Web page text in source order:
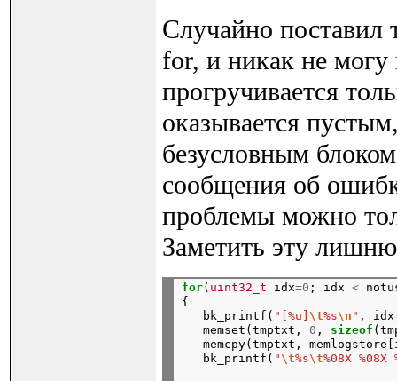
Случайно поставил
for, и никак не могу
прогручивается
оказывается
безусловным
сообщения об
проблемы можно
Заметить эту
for( uint32_t idx=0 ; idx <
{
   bk_printf(
"[%u] \t%s\n " ,
   memset(tmptxt,
0 , sizeof
memcpy(tmptxt,
   bk_printf(
" \t%s\t%08X %08X